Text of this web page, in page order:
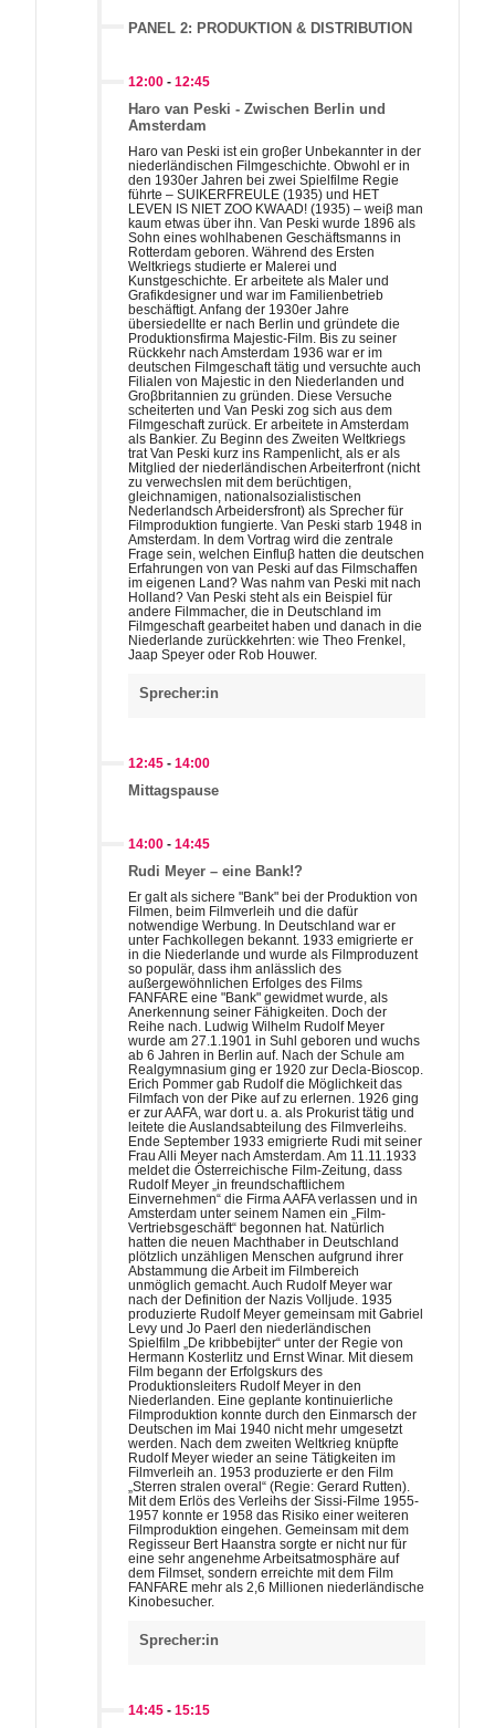
PANEL 2: PRODUKTION & DISTRIBUTION
12:00 -12:45
Haro van Peski - Zwischen Berlin und
Amsterdam
Haro van Peski ist ein groβer Unbekannter in der
niederländischen Filmgeschichte. Obwohl er in
den 1930er Jahren bei zwei Spielfilme Regie
führte – SUIKERFREULE (1935) und HET
LEVEN IS NIET ZOO KWAAD! (1935) – weiβ man
kaum etwas über ihn. Van Peski wurde 1896 als
Sohn eines wohlhabenen Geschäftsmanns in
Rotterdam geboren. Während des Ersten
Weltkriegs studierte er Malerei und
Kunstgeschichte. Er arbeitete als Maler und
Grafikdesigner und war im Familienbetrieb
beschäftigt. Anfang der 1930er Jahre
übersiedellte er nach Berlin und gründete die
Produktionsfirma Majestic-Film. Bis zu seiner
Rückkehr nach Amsterdam 1936 war er im
deutschen Filmgeschaft tätig und versuchte auch
Filialen von Majestic in den Niederlanden und
Groβbritannien zu gründen. Diese Versuche
scheiterten und Van Peski zog sich aus dem
Filmgeschaft zurück. Er arbeitete in Amsterdam
als Bankier. Zu Beginn des Zweiten Weltkriegs
trat Van Peski kurz ins Rampenlicht, als er als
Mitglied der niederländischen Arbeiterfront (nicht
zu verwechslen mit dem berüchtigen,
gleichnamigen, nationalsozialistischen
Nederlandsch Arbeidersfront) als Sprecher für
Filmproduktion fungierte. Van Peski starb 1948 in
Amsterdam. In dem Vortrag wird die zentrale
Frage sein, welchen Einfluβ hatten die deutschen
Erfahrungen von van Peski auf das Filmschaffen
im eigenen Land? Was nahm van Peski mit nach
Holland? Van Peski steht als ein Beispiel für
andere Filmmacher, die in Deutschland im
Filmgeschaft gearbeitet haben und danach in die
Niederlande zurückkehrten: wie Theo Frenkel,
Jaap Speyer oder Rob Houwer.
Sprecher:in
12:45 -14:00
Mittagspause
14:00 -14:45
Rudi Meyer – eine Bank!?
Er galt als sichere "Bank" bei der Produktion von
Filmen, beim Filmverleih und die dafür
notwendige Werbung. In Deutschland war er
unter Fachkollegen bekannt. 1933 emigrierte er
in die Niederlande und wurde als Filmproduzent
so populär, dass ihm anlässlich des
außergewöhnlichen Erfolges des Films
FANFARE eine "Bank" gewidmet wurde, als
Anerkennung seiner Fähigkeiten. Doch der
Reihe nach. Ludwig Wilhelm Rudolf Meyer
wurde am 27.1.1901 in Suhl geboren und wuchs
ab 6 Jahren in Berlin auf. Nach der Schule am
Realgymnasium ging er 1920 zur Decla-Bioscop.
Erich Pommer gab Rudolf die Möglichkeit das
Filmfach von der Pike auf zu erlernen. 1926 ging
er zur AAFA, war dort u. a. als Prokurist tätig und
leitete die Auslandsabteilung des Filmverleihs.
Ende September 1933 emigrierte Rudi mit seiner
Frau Alli Meyer nach Amsterdam. Am 11.11.1933
meldet die Österreichische Film-Zeitung, dass
Rudolf Meyer „in freundschaftlichem
Einvernehmen“ die Firma AAFA verlassen und in
Amsterdam unter seinem Namen ein „Film-
Vertriebsgeschäft“ begonnen hat. Natürlich
hatten die neuen Machthaber in Deutschland
plötzlich unzähligen Menschen aufgrund ihrer
Abstammung die Arbeit im Filmbereich
unmöglich gemacht. Auch Rudolf Meyer war
nach der Definition der Nazis Volljude. 1935
produzierte Rudolf Meyer gemeinsam mit Gabriel
Levy und Jo Paerl den niederländischen
Spielfilm „De kribbebijter“ unter der Regie von
Hermann Kosterlitz und Ernst Winar. Mit diesem
Film begann der Erfolgskurs des
Produktionsleiters Rudolf Meyer in den
Niederlanden. Eine geplante kontinuierliche
Filmproduktion konnte durch den Einmarsch der
Deutschen im Mai 1940 nicht mehr umgesetzt
werden. Nach dem zweiten Weltkrieg knüpfte
Rudolf Meyer wieder an seine Tätigkeiten im
Filmverleih an. 1953 produzierte er den Film
„Sterren stralen overal“ (Regie: Gerard Rutten).
Mit dem Erlös des Verleihs der Sissi-Filme 1955-
1957 konnte er 1958 das Risiko einer weiteren
Filmproduktion eingehen. Gemeinsam mit dem
Regisseur Bert Haanstra sorgte er nicht nur für
eine sehr angenehme Arbeitsatmosphäre auf
dem Filmset, sondern erreichte mit dem Film
FANFARE mehr als 2,6 Millionen niederländische
Kinobesucher.
Sprecher:in
14:45 -15:15